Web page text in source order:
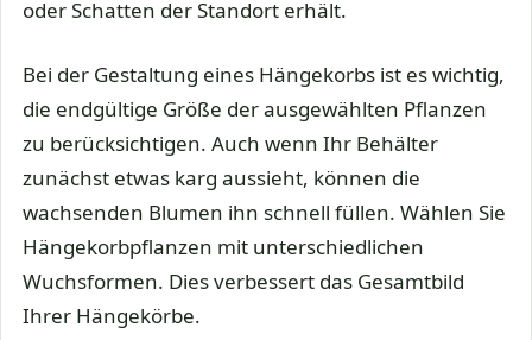
oder Schatten der Standort erhält.
Bei der Gestaltung eines Hängekorbs ist es wichtig,
die endgültige Größe der ausgewählten Pflanzen
zu berücksichtigen. Auch wenn Ihr Behälter
zunächst etwas karg aussieht, können die
wachsenden Blumen ihn schnell füllen. Wählen Sie
Hängekorbpflanzen mit unterschiedlichen
Wuchsformen. Dies verbessert das Gesamtbild
Ihrer Hängekörbe.